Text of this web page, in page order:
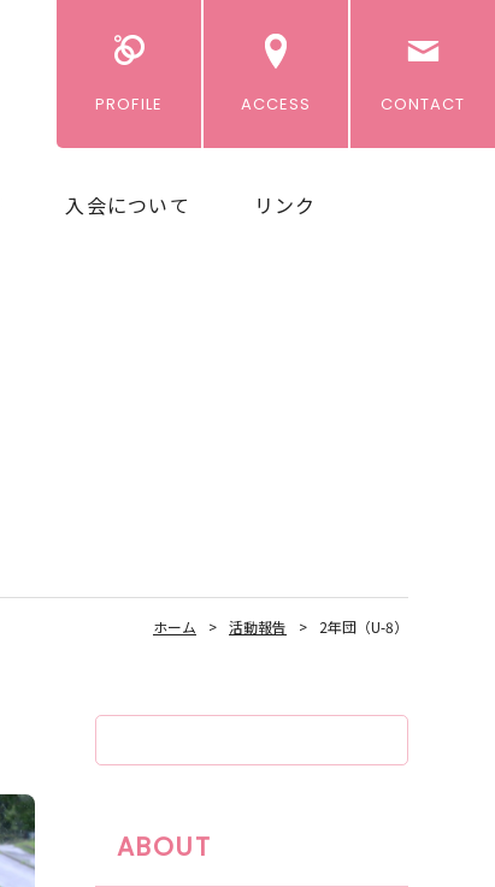
PROFILE ACCESS CONTACT
入会について リンク
ホーム 活動報告 2年団（U-8）
ABOUT